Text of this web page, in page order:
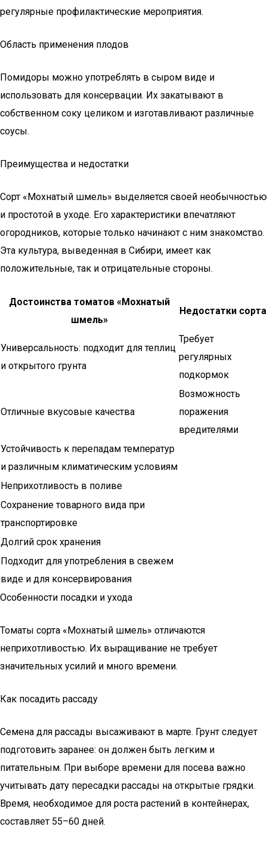
регулярные профилактические мероприятия.
Область применения плодов
Помидоры можно употреблять в сыром виде и
использовать для консервации. Их закатывают в
собственном соку целиком и изготавливают различные
соусы.
Преимущества и недостатки
Сорт «Мохнатый шмель» выделяется своей необычностью
и простотой в уходе. Его характеристики впечатляют
огородников, которые только начинают с ним знакомство.
Эта культура, выведенная в Сибири, имеет как
положительные, так и отрицательные стороны.
Достоинства томатов «Мохнатый
шмель»
Недостатки сорта
Универсальность: подходит для теплиц
и открытого грунта
Требует
регулярных
подкормок
Отличные вкусовые качества
Возможность
поражения
вредителями
Устойчивость к перепадам температур
и различным климатическим условиям
Неприхотливость в поливе
Сохранение товарного вида при
транспортировке
Долгий срок хранения
Подходит для употребления в свежем
виде и для консервирования
Особенности посадки и ухода
Томаты сорта «Мохнатый шмель» отличаются
неприхотливостью. Их выращивание не требует
значительных усилий и много времени.
Как посадить рассаду
Семена для рассады высаживают в марте. Грунт следует
подготовить заранее: он должен быть легким и
питательным. При выборе времени для посева важно
учитывать дату пересадки рассады на открытые грядки.
Время, необходимое для роста растений в контейнерах,
составляет 55–60 дней.